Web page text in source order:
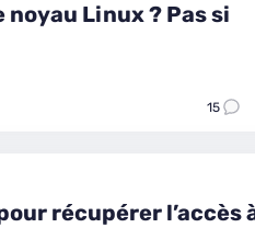
Linux ? Pas si
15
récupérer l’accès